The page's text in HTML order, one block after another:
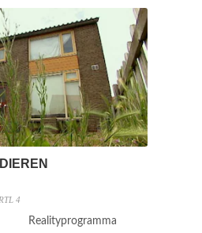
RTL 4
Realityprogramma